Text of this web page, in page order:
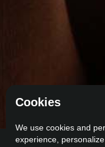
Cookies
We use cookies and
experience,